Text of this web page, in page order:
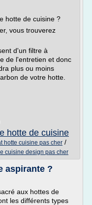
hotte de cuisine ?
vous trouverez
d'un filtre à
de l'entretien et donc
plus ou moins
de votre hotte.
hotte de cuisine
hotte cuisine pas cher /
cuisine design pas cher
aspirante ?
aux hottes de
les différents types